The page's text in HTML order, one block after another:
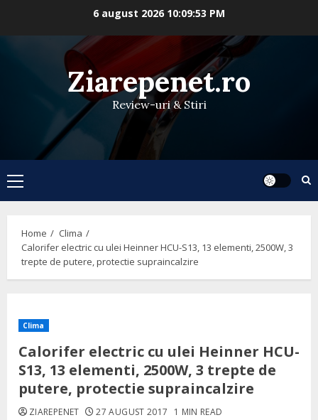
6 august 2026 10:09:53 PM
Ziarepenet.ro
Review-uri & Stiri
Primary
Menu
Home
Clima
Calorifer electric cu ulei Heinner HCU-S13, 13 elementi, 2500W, 3
trepte de putere, protectie supraincalzire
Clima
Calorifer electric cu ulei Heinner HCU-
S13, 13 elementi, 2500W, 3 trepte de
putere, protectie supraincalzire
ZIAREPENET 27 AUGUST 2017 1 MIN READ